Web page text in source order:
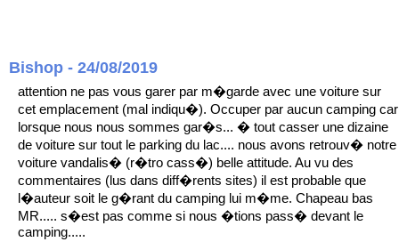
Bishop - 24/08/2019
attention ne pas vous garer par m�garde avec une voiture sur
cet emplacement (mal indiqu�). Occuper par aucun camping car
lorsque nous nous sommes gar�s... � tout casser une dizaine
de voiture sur tout le parking du lac.... nous avons retrouv� notre
voiture vandalis� (r�tro cass�) belle attitude. Au vu des
commentaires (lus dans diff�rents sites) il est probable que
l�auteur soit le g�rant du camping lui m�me. Chapeau bas
MR..... s�est pas comme si nous �tions pass� devant le
camping.....